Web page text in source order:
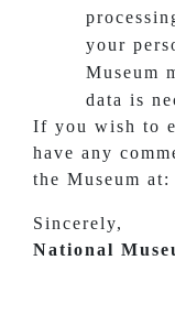
your
Museum
data is
If you wish to
have any
the Museum at:
Sincerely,
National